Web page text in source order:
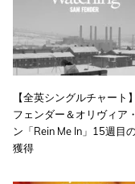
【全英シングルチャート
フェンダー＆オリヴィア
ン「Rein Me In」15週目
獲得